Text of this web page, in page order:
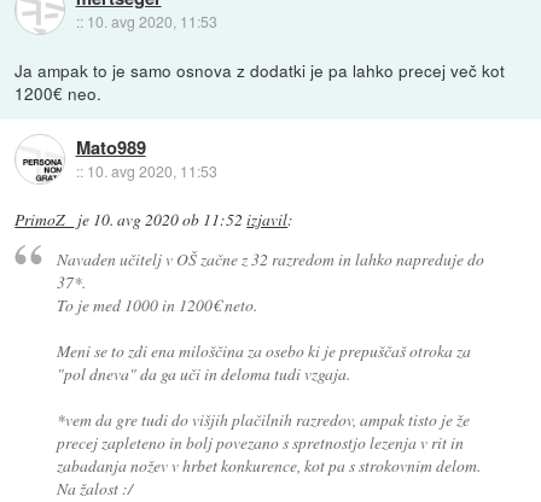
:: 10. avg 2020, 11:53
Ja ampak to je samo osnova z dodatki je pa lahko precej več kot
1200€ neo.
Mato989
:: 10. avg 2020, 11:53
PrimoZ_ je 10. avg 2020 ob 11:52 izjavil:
Navaden učitelj v OŠ začne z 32 razredom in lahko napreduje do
37*.
To je med 1000 in 1200€ neto.
Meni se to zdi ena miloščina za osebo ki je prepuščaš otroka za
"pol dneva" da ga uči in deloma tudi vzgaja.
*vem da gre tudi do višjih plačilnih razredov, ampak tisto je že
precej zapleteno in bolj povezano s spretnostjo lezenja v rit in
zabadanja nožev v hrbet konkurence, kot pa s strokovnim delom.
Na žalost :/